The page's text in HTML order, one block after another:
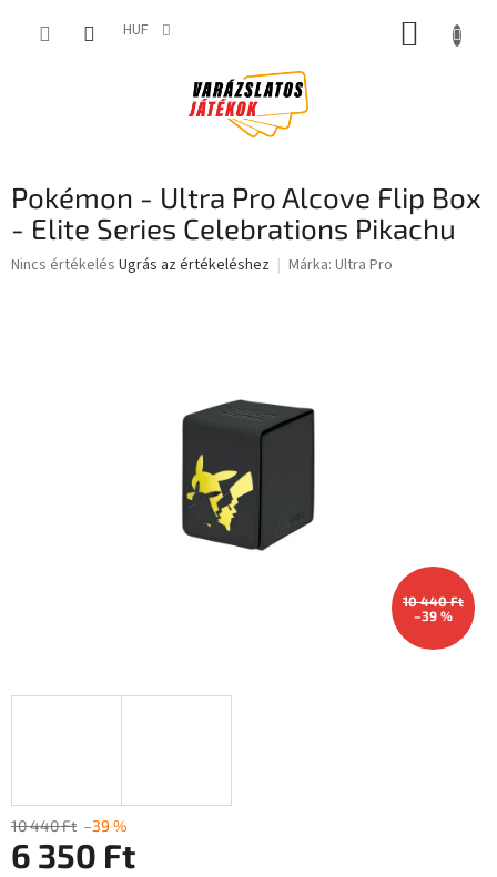
HUF KOSÁR
Pokémon - Ultra Pro Alcove Flip Box
- Elite Series Celebrations Pikachu
A
Nincs értékelés Ugrás az értékeléshez Márka: Ultra Pro
10 440 Ft
–39 %
10 440 Ft –39 %
6 350 Ft